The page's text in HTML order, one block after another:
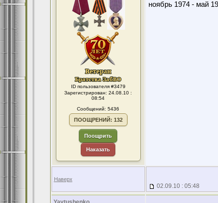
ID пользователя #3479
Зарегистрирован: 24.08.10 :
08:54
Сообщений: 5436
ПООЩРЕНИЙ: 132
Поощрить
Наказать
ноябрь 1974 - май
Наверх
02.09.10 : 05:48